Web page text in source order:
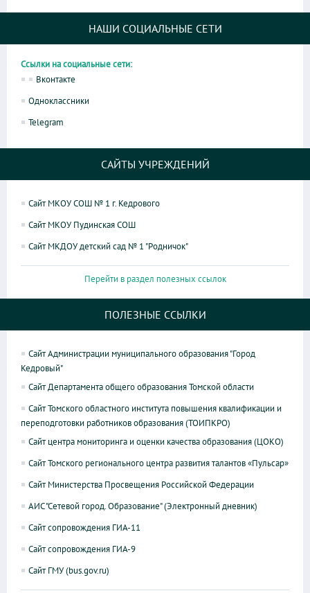
НАШИ СОЦИАЛЬНЫЕ СЕТИ
Ссылки на социальные сети:
Вконтакте
Одноклассники
Telegram
САЙТЫ УЧРЕЖДЕНИЙ
Сайт МКОУ СОШ № 1 г. Кедрового
Сайт МКОУ Пудинская СОШ
Сайт МКДОУ детский сад № 1 "Родничок"
Перейти в раздел полезных ссылок
ПОЛЕЗНЫЕ ССЫЛКИ
Сайт Администрации муниципального образования "Город
Кедровый"
Сайт Департамента общего образования Томской области
Сайт Томского областного института повышения квалификации и
переподготовки работников образования (ТОИПКРО)
Сайт центра мониторинга и оценки качества образования (ЦОКО)
Сайт Томского регионального центра развития талантов «Пульсар»
Сайт Министерства Просвещения Российской Федерации
АИС "Сетевой город. Образование" (Электронный дневник)
Сайт сопровождения ГИА-11
Сайт сопровождения ГИА-9
Сайт ГМУ (bus.gov.ru)